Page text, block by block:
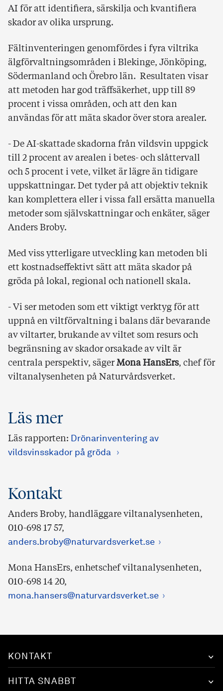
AI för att identifiera, särskilja och kvantifiera
skador av olika ursprung.
Fältinventeringen genomfördes i fyra viltrika
älgförvaltningsområden i Blekinge, Jönköping,
Södermanland och Örebro län. Resultaten visar
att metoden har god träffsäkerhet, upp till 89
procent i vissa områden, och att den kan
användas för att mäta skador över stora arealer.
- De AI-skattade skadorna från vildsvin uppgick
till 2 procent av arealen i betes- och slåttervall
och 5 procent i vete, vilket är lägre än tidigare
uppskattningar. Det tyder på att objektiv teknik
kan komplettera eller i vissa fall ersätta manuella
metoder som självskattningar och enkäter, säger
Anders Broby.
Med viss ytterligare utveckling kan metoden bli
ett kostnadseffektivt sätt att mäta skador på
gröda på lokal, regional och nationell skala.
- Vi ser metoden som ett viktigt verktyg för att
uppnå en viltförvaltning i balans där bevarande
av viltarter, brukande av viltet som resurs och
begränsning av skador orsakade av vilt är
centrala perspektiv, sägerMona HansErs, chef för
viltanalysenheten på Naturvårdsverket.
Läs mer
Läs rapporten: Drönarinventering av
vildsvinsskador på gröda
Kontakt
Anders Broby, handläggare viltanalysenheten,
010-698 17 57,
anders.broby@naturvardsverket.se
Mona HansErs, enhetschef viltanalysenheten,
010-698 14 20,
mona.hansers@naturvardsverket.se
KONTAKT
HITTA SNABBT